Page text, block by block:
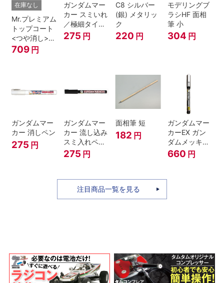
在庫なし
Mr.プレミアム
トップコート
<つや消し>
スプレー
709 円
ガンダムマー
カー スミいれ
／極細タイプ
（ブラック）
275 円
C8 シルバー
(銀) メタリッ
ク
220 円
モデリングブ
ラシHF 面相
筆 小
304 円
ガンダムマー
カー 消しペン
275 円
ガンダムマー
カー 流し込み
スミ入れペン
ブラック
275 円
面相筆 短
182 円
ガンダムマー
カーEX ガン
ダムメッキシ
ルバー
660 円
注目商品一覧を見る